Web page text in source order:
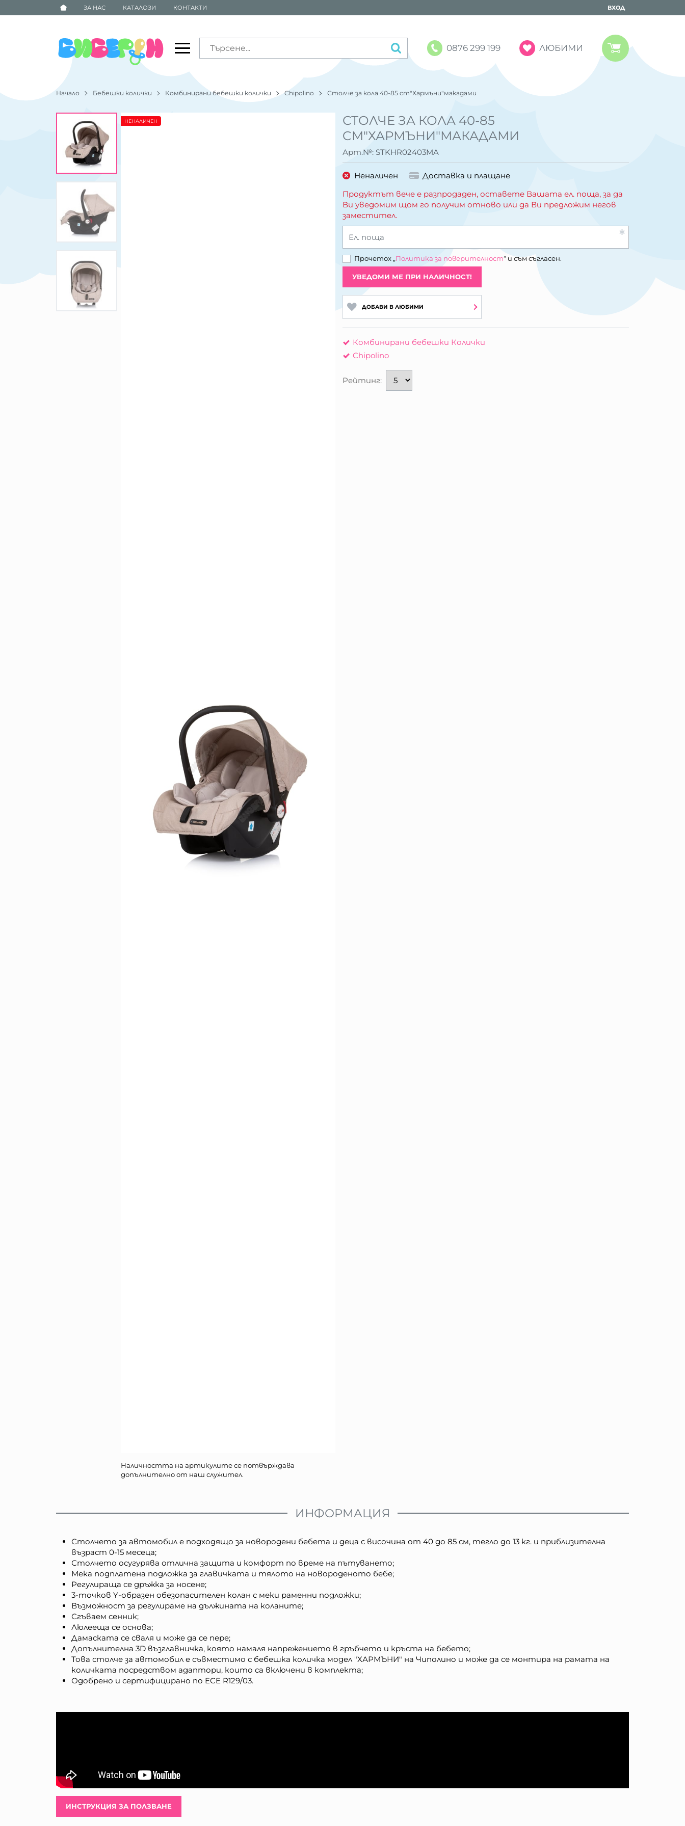
ЗА НАС КАТАЛОЗИ КОНТАКТИ ВХОД
0876 299 199 ЛЮБИМИ
Начало Бебешки колички Комбинирани бебешки колички Chipolino Столче за кола 40-85 cm"Хармъни"макадами
СТОЛЧЕ ЗА КОЛА 40-85
CM"ХАРМЪНИ"МАКАДАМИ
Арт.№: STKHR02403MA
Наличността на артикулите се потвърждава
допълнително от наш служител.
НЕНАЛИЧЕН
Неналичен
Доставка и плащане
Продуктът вече е разпродаден, оставете Вашата ел. поща, за да
Ви уведомим щом го получим отново или да Ви предложим негов
заместител.
Ел. поща
Прочетох „Политика за поверителност“ и съм съгласен.
УВЕДОМИ МЕ ПРИ НАЛИЧНОСТ!
ДОБАВИ В ЛЮБИМИ
Комбинирани бебешки Колички
Chipolino
Рейтинг:
ИНФОРМАЦИЯ
Столчето за автомобил е подходящо за новородени бебета и деца с височина от 40 до 85 см, тегло до 13 кг. и приблизителна
възраст 0-15 месеца;
Столчето осугурява отлична защита и комфорт по време на пътуването;
Мека подплатена подложка за главичката и тялото на новороденото бебе;
Регулираща се дръжка за носене;
3-точков Y-образен обезопасителен колан с меки раменни подложки;
Възможност за регулираме на дължината на коланите;
Сгъваем сенник;
Люлееща се основа;
Дамаската се сваля и може да се пере;
Допълнителна 3D възглавничка, която намаля напрежението в гръбчето и кръста на бебето;
Това столче за автомобил е съвместимо с бебешка количка модел "ХАРМЪНИ" на Чиполино и може да се монтира на рамата на
количката посредством адаптори, които са включени в комплекта;
Одобрено и сертифицирано по ECE R129/03.
ИНСТРУКЦИЯ ЗА ПОЛЗВАНЕ